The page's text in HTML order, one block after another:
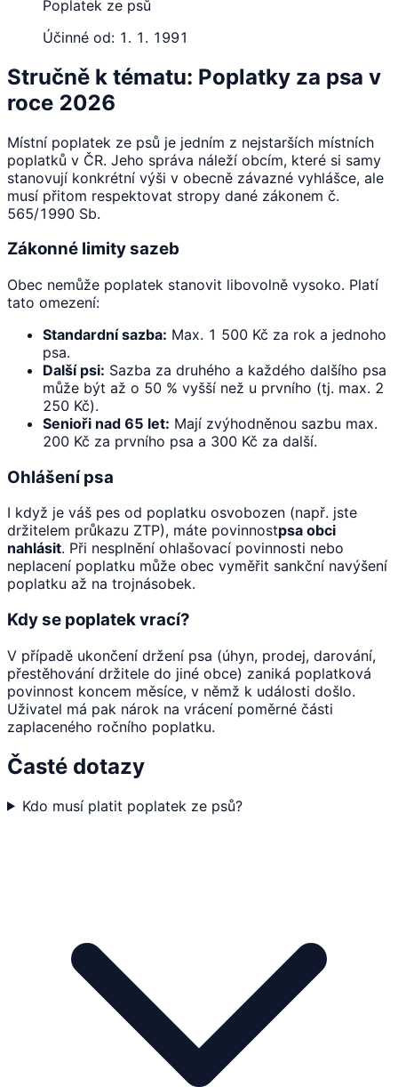
Poplatek ze psů
Účinné od: 1. 1. 1991
Stručně k tématu: Poplatky za psa v
roce 2026
Místní poplatek ze psů je jedním z nejstarších místních
poplatků v ČR. Jeho správa náleží obcím, které si samy
stanovují konkrétní výši v obecně závazné vyhlášce, ale
musí přitom respektovat stropy dané zákonem č.
565/1990 Sb.
Zákonné limity sazeb
Obec nemůže poplatek stanovit libovolně vysoko. Platí
tato omezení:
Standardní sazba: Max. 1 500 Kč za rok a jednoho
psa.
Další psi: Sazba za druhého a každého dalšího psa
může být až o 50 % vyšší než u prvního (tj. max. 2
250 Kč).
Senioři nad 65 let: Mají zvýhodněnou sazbu max.
200 Kč za prvního psa a 300 Kč za další.
Ohlášení psa
I když je váš pes od poplatku osvobozen (např. jste
držitelem průkazu ZTP), máte povinnostpsa obci
nahlásit. Při nesplnění ohlašovací povinnosti nebo
neplacení poplatku může obec vyměřit sankční navýšení
poplatku až na trojnásobek.
Kdy se poplatek vrací?
V případě ukončení držení psa (úhyn, prodej, darování,
přestěhování držitele do jiné obce) zaniká poplatková
povinnost koncem měsíce, v němž k události došlo.
Uživatel má pak nárok na vrácení poměrné části
zaplaceného ročního poplatku.
Časté dotazy
Kdo musí platit poplatek ze psů?